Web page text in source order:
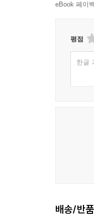
성경을 읽
--- p.103
성경을 읽
나는 개혁
eBook 페이
평점
한글
배송/반